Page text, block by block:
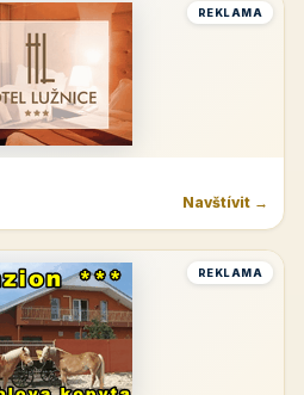
REKLAMA
Navštívit →
REKLAMA